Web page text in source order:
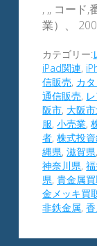
, ,, コード,
業）、
カテゴリー:
iPad関連,
信販売, カ
通信販売,
阪市, 大阪
服,小売業,
者,株式投
縄県,滋賀県
神奈川県,
県,貴金属買
金メッキ買
非鉄金属,